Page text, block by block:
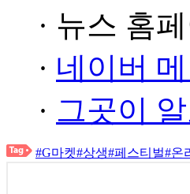
· 뉴스 홈
· 네이버
· 그곳이
#G마켓#상생#페스티벌#온